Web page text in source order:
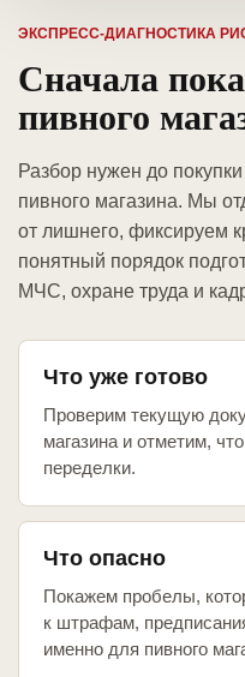
ЭКСПРЕСС-ДИАГНОСТИКА
Сначала
пивного
Разбор нужен до
пивного магазина. Мы
от лишнего, фиксируем
понятный порядок
МЧС, охране труда и
Что уже готово
Проверим текущую
магазина и отметим,
переделки.
Что опасно
Покажем пробелы,
к штрафам,
именно для пивного